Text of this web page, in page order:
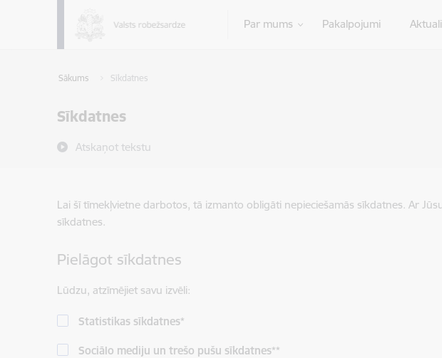
Par mums Pakalpojumi
Sākums Sīkdatnes
Sīkdatnes
Atskaņot tekstu
Lai šī tīmekļvietne darbotos, tā izmanto obligāti nepieciešamās sīkdatnes. Ar
sīkdatnes.
Pielāgot sīkdatnes
Lūdzu, atzīmējiet savu izvēli:
Statistikas sīkdatnes*
Sociālo mediju un trešo pušu sīkdatnes**